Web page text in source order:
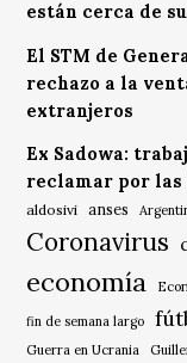
están cerca de
El STM de
rechazo a la
extranjeros
Ex Sadowa:
reclamar por las
aldosivi anses
Coronavirus
economía
fin de semana largo
Guerra en Ucrania